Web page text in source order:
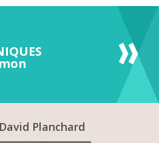
Planchard